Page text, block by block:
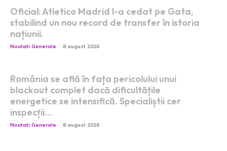
Oficial: Atletico Madrid l-a cedat pe Gata,
stabilind un nou record de transfer în istoria
națiunii.
Noutati Generale 8 august 2026
România se află în fața pericolului unui
blackout complet dacă dificultățile
energetice se intensifică. Specialiștii cer
inspecții…
Noutati Generale 8 august 2026